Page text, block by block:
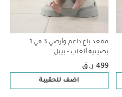
مقعد باغ داعم وأرضي 3 في 1
بصينية ألعاب - بيبل
499 ر.ق
اضف للحقيبة